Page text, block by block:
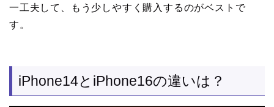
一工夫して、もう少しやすく購入するのがベストで
す。
iPhone14とiPhone16の違いは？